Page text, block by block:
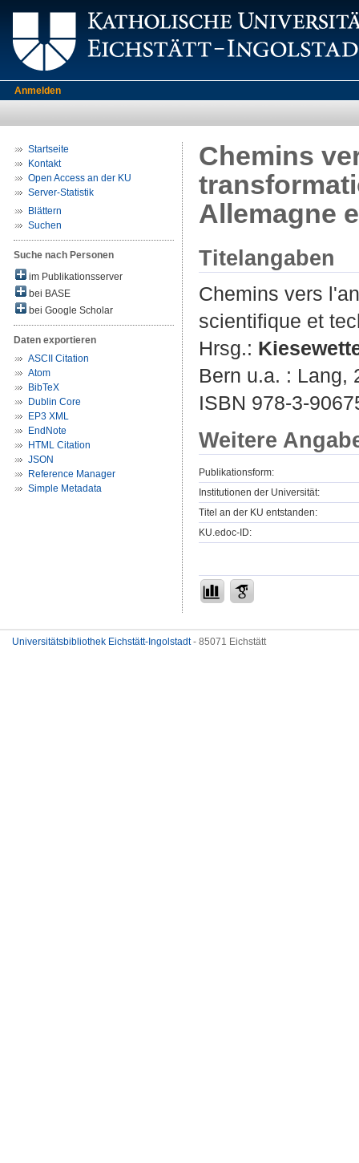
Anmelden
Startseite
Kontakt
Open Access an der KU
Server-Statistik
Blättern
Suchen
Suche nach Personen
im Publikationsserver
bei BASE
bei Google Scholar
Daten exportieren
ASCII Citation
Atom
BibTeX
Dublin Core
EP3 XML
EndNote
HTML Citation
JSON
Reference Manager
Simple Metadata
Chemins
Allemagne
Titelangaben
Chemins vers
scientifique et
Hrsg.:
Bern u.a. : Lang,
ISBN 978-3-
Weitere
Publikationsform:
Institutionen der Universität:
Titel an der KU entstanden:
KU.edoc-ID:
Universitätsbibliothek Eichstätt-Ingolstadt- 85071 Eichstätt